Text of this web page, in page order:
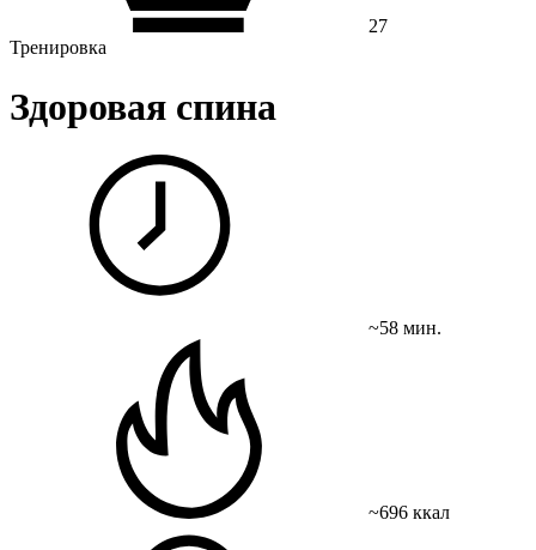
27
Тренировка
Здоровая спина
~58 мин.
~696 ккал